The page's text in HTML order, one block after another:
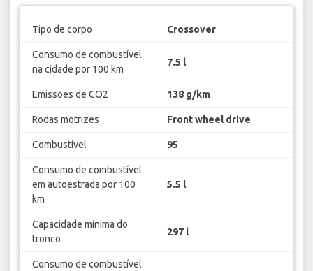
Tipo de corpo Crossover
Consumo de combustível
na cidade por 100 km
7.5 l
Emissões de CO2 138 g/km
Rodas motrizes Front wheel drive
Combustível 95
Consumo de combustível
em autoestrada por 100
km
5.5 l
Capacidade mínima do
tronco
297 l
Consumo de combustível